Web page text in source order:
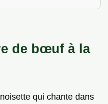
de bœuf à la
qui chante dans